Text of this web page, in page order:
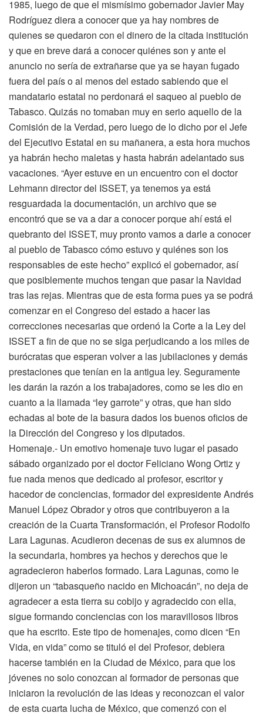
1985, luego de que el mismísimo gobernador Javier May
Rodríguez diera a conocer que ya hay nombres de
quienes se quedaron con el dinero de la citada institución
y que en breve dará a conocer quiénes son y ante el
anuncio no sería de extrañarse que ya se hayan fugado
fuera del país o al menos del estado sabiendo que el
mandatario estatal no perdonará el saqueo al pueblo de
Tabasco. Quizás no tomaban muy en serio aquello de la
Comisión de la Verdad, pero luego de lo dicho por el Jefe
del Ejecutivo Estatal en su mañanera, a esta hora muchos
ya habrán hecho maletas y hasta habrán adelantado sus
vacaciones. “Ayer estuve en un encuentro con el doctor
Lehmann director del ISSET, ya tenemos ya está
resguardada la documentación, un archivo que se
encontró que se va a dar a conocer porque ahí está el
quebranto del ISSET, muy pronto vamos a darle a conocer
al pueblo de Tabasco cómo estuvo y quiénes son los
responsables de este hecho” explicó el gobernador, así
que posiblemente muchos tengan que pasar la Navidad
tras las rejas. Mientras que de esta forma pues ya se podrá
comenzar en el Congreso del estado a hacer las
correcciones necesarias que ordenó la Corte a la Ley del
ISSET a fin de que no se siga perjudicando a los miles de
burócratas que esperan volver a las jubilaciones y demás
prestaciones que tenían en la antigua ley. Seguramente
les darán la razón a los trabajadores, como se les dio en
cuanto a la llamada “ley garrote” y otras, que han sido
echadas al bote de la basura dados los buenos oficios de
la Dirección del Congreso y los diputados.
Homenaje.- Un emotivo homenaje tuvo lugar el pasado
sábado organizado por el doctor Feliciano Wong Ortiz y
fue nada menos que dedicado al profesor, escritor y
hacedor de conciencias, formador del expresidente Andrés
Manuel López Obrador y otros que contribuyeron a la
creación de la Cuarta Transformación, el Profesor Rodolfo
Lara Lagunas. Acudieron decenas de sus ex alumnos de
la secundaria, hombres ya hechos y derechos que le
agradecieron haberlos formado. Lara Lagunas, como le
dijeron un “tabasqueño nacido en Michoacán”, no deja de
agradecer a esta tierra su cobijo y agradecido con ella,
sigue formando conciencias con los maravillosos libros
que ha escrito. Este tipo de homenajes, como dicen “En
Vida, en vida” como se tituló el del Profesor, debiera
hacerse también en la Ciudad de México, para que los
jóvenes no solo conozcan al formador de personas que
iniciaron la revolución de las ideas y reconozcan el valor
de esta cuarta lucha de México, que comenzó con el